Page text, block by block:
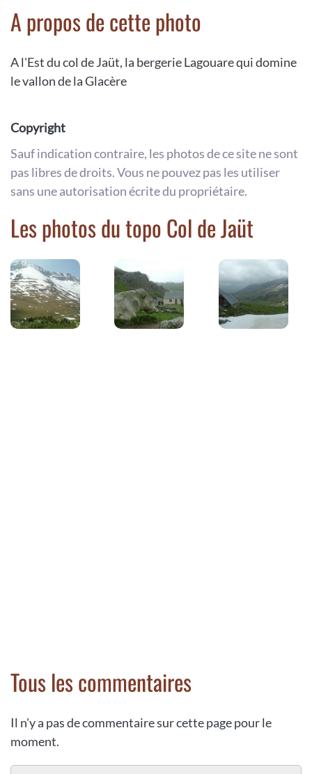
A propos de cette photo
A l'Est du col de Jaüt, la bergerie Lagouare qui domine
le vallon de la Glacère
Copyright
Sauf indication contraire, les photos de ce site ne sont
pas libres de droits. Vous ne pouvez pas les utiliser
sans une autorisation écrite du propriétaire.
Les photos du topo Col de Jaüt
Tous les commentaires
Il n'y a pas de commentaire sur cette page pour le
moment.